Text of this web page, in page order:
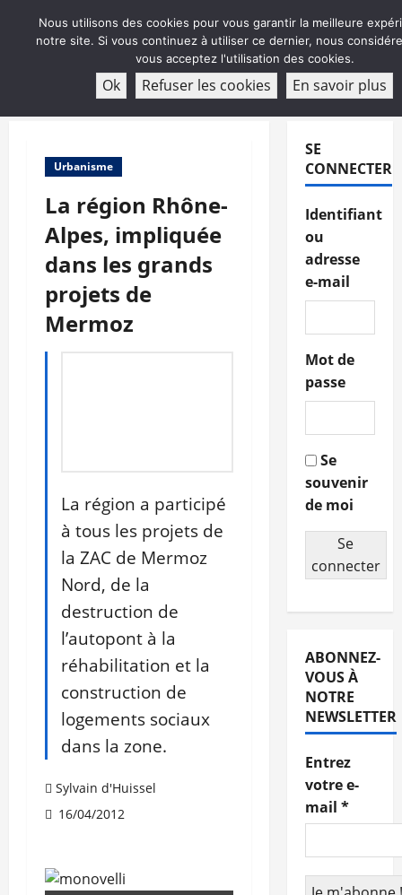
ABONNEMENT
Urbanisme
La région Rhône-
Alpes, impliquée
dans les grands
projets de
Mermoz
La région a participé
à tous les projets de
la ZAC de Mermoz
Nord, de la
destruction de
l’autopont à la
réhabilitation et la
construction de
logements sociaux
dans la zone.
Sylvain d'Huissel
16/04/2012
SE
CONNECTER
Identifiant
ou
adresse
e-mail
Mot de
passe
Se
souvenir
de moi
Se
connecter
ABONNEZ-
VOUS À
NOTRE
NEWSLETTER
Entrez
votre e-
mail *
Nous utilisons des cookies pour vous garantir la meilleure
notre site. Si vous continuez à utiliser ce dernier, nous
vous acceptez l'utilisation des cookies.
Ok Refuser les cookies En savoir plus